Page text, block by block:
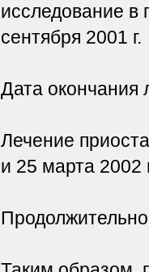
исследование в
сентября 2001 г.
Дата окончания
Лечение
и 25 марта 2002